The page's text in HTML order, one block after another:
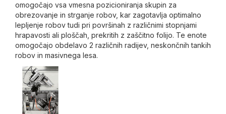
omogočajo vsa vmesna pozicioniranja skupin za
obrezovanje in strganje robov, kar zagotavlja optimalno
lepljenje robov tudi pri površinah z različnimi stopnjami
hrapavosti ali ploščah, prekritih z zaščitno folijo. Te enote
omogočajo obdelavo 2 različnih radijev, neskončnih tankih
robov in masivnega lesa.